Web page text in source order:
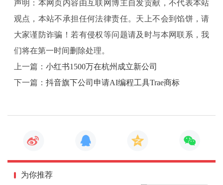
声明：本网页内容由互联网博主自发贡献，不代表本站
观点，本站不承担任何法律责任。天上不会到馅饼，请
大家谨防诈骗！若有侵权等问题请及时与本网联系，我
们将在第一时间删除处理。
上一篇： 小红书1500万在杭州成立新公司
下一篇： 抖音旗下公司申请AI编程工具Trae商标
为你推荐